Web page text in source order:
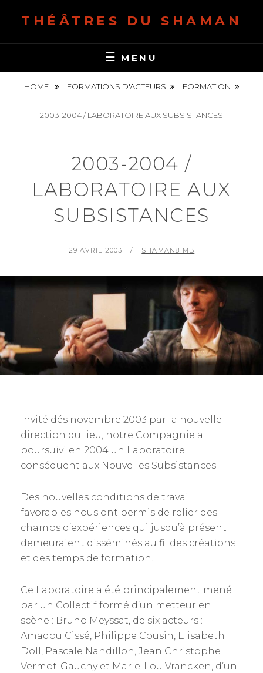
THÉÂTRES DU SHAMAN
MENU
HOME FORMATIONS D'ACTEURS FORMATION
2003-2004 / LABORATOIRE AUX SUBSISTANCES
2003-2004 /
LABORATOIRE AUX
SUBSISTANCES
P
N
29 AVRIL 2003
B
SHAMAN81MB
Invité dés novembre 2003 par la nouvelle
direction du lieu, notre Compagnie a
poursuivi en 2004 un Laboratoire
conséquent aux Nouvelles Subsistances.
Des nouvelles conditions de travail
favorables nous ont permis de relier des
champs d’expériences qui jusqu’à présent
demeuraient disséminés au fil des créations
et des temps de formation.
Ce Laboratoire a été principalement mené
par un Collectif formé d’un metteur en
scène : Bruno Meyssat, de six acteurs :
Amadou Cissé, Philippe Cousin, Elisabeth
Doll, Pascale Nandillon, Jean Christophe
Vermot-Gauchy et Marie-Lou Vrancken, d’un